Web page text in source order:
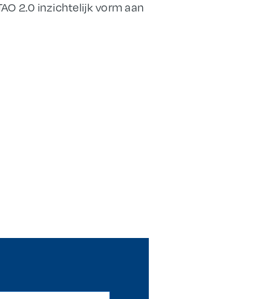
2.0 inzichtelijk vorm aan